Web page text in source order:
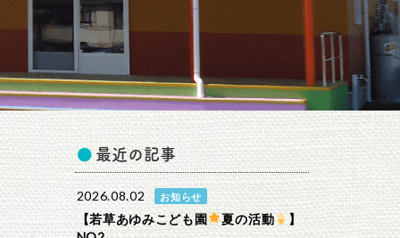
最近の記事
2026.08.02 お知らせ
【若草あゆみこども園 夏の活動
】